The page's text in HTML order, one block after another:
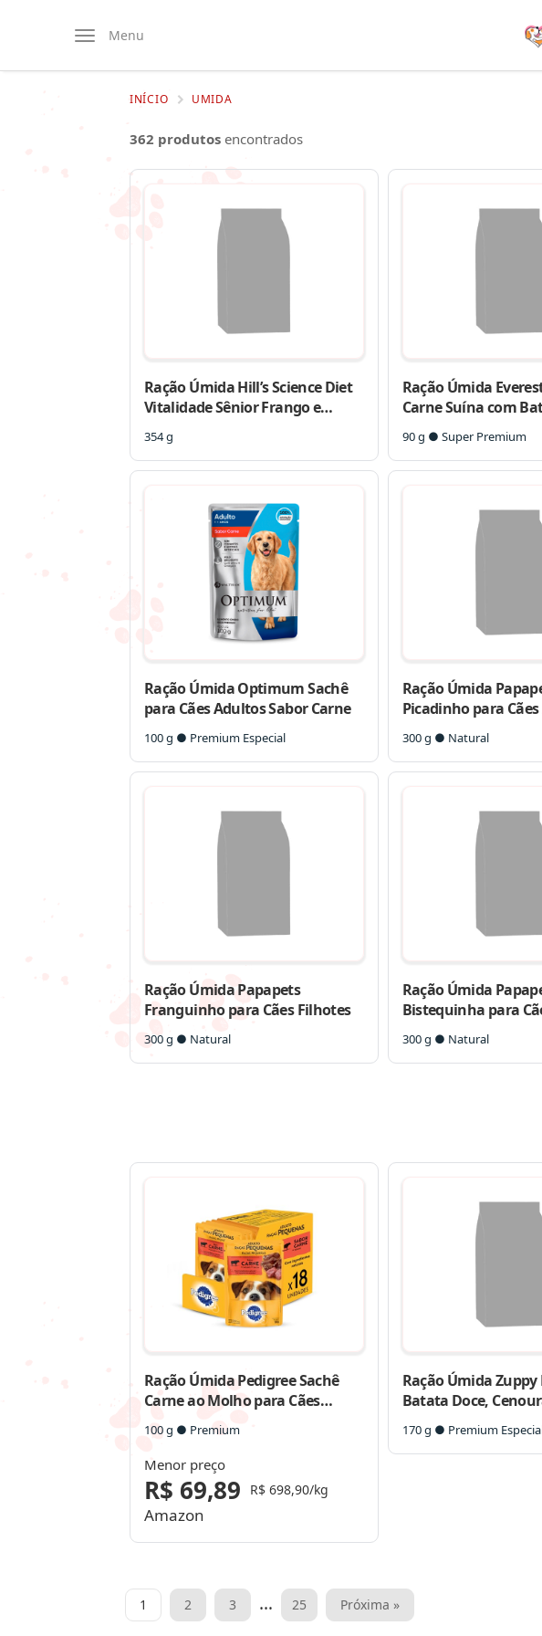
Menu
INÍCIO UMIDA
362 produtos encontrados
Ração Úmida Hill’s Science Diet
Vitalidade Sênior Frango e
354 g
Ração Úmida
Carne Suína com
Ervilha para Cães
90 g ● Super Premium
Ração Úmida Optimum Sachê
para Cães Adultos Sabor Carne
100 g ● Premium Especial
Ração Úmida
Picadinho para
300 g ● Natural
Ração Úmida Papapets
Franguinho para Cães Filhotes
300 g ● Natural
Ração Úmida
Bistequinha para
300 g ● Natural
Ração Úmida Pedigree Sachê
Carne ao Molho para Cães
Adultos de Raças Pequenas
100 g ● Premium
Menor preço
R$ 69,89 R$ 698,90/kg
Amazon
Ração Úmida
Batata Doce,
para Cães Adultos
170 g ● Premium
Paginação
1 2 3 … 25 Próxima »